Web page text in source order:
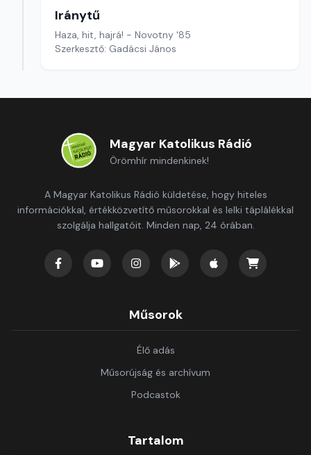
Iránytű
Haza, hit, hajrá! - Novotny '85
Szerkesztő: Gadácsi János
Magyar Katolikus Rádió
Örömhír mindenkinek!
A Magyar Katolikus Rádió küldetése, hogy hiteles
információkkal, értékközvetítő műsorokkal és lelki táplálékkal
szolgálja hallgatóit. Minden nap, 24 órában.
Műsorok
Élő adás
Műsorújság és archívum
Podcastok
Tartalom